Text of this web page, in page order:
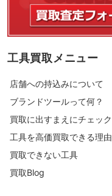
工具買取メニュー
店舗への持込みについて
ブランドツールって何？
買取に出すまえにチェック
工具を高価買取できる理由
買取できない工具
買取Blog